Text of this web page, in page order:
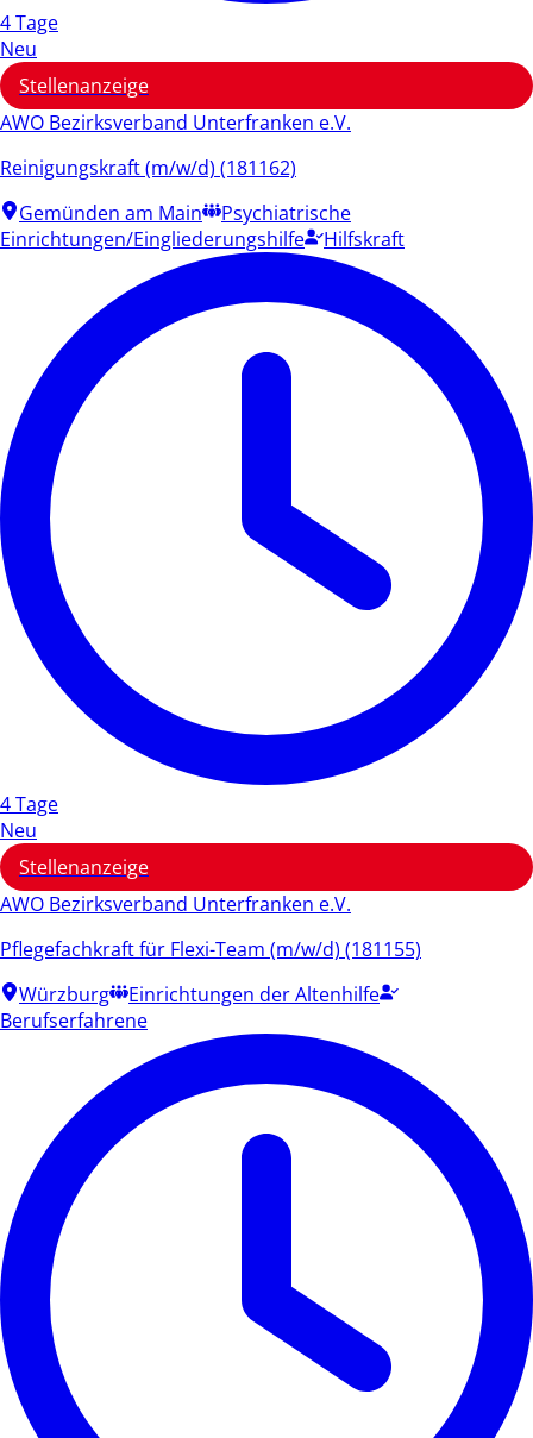
4 Tage
Neu
Stellenanzeige
AWO Bezirksverband Unterfranken e.V.
Reinigungskraft (m/w/d) (181162)
Gemünden am Main
Psychiatrische
Einrichtungen/Eingliederungshilfe
Hilfskraft
4 Tage
Neu
Stellenanzeige
AWO Bezirksverband Unterfranken e.V.
Pflegefachkraft für Flexi-Team (m/w/d) (181155)
Würzburg
Einrichtungen der Altenhilfe
Berufserfahrene